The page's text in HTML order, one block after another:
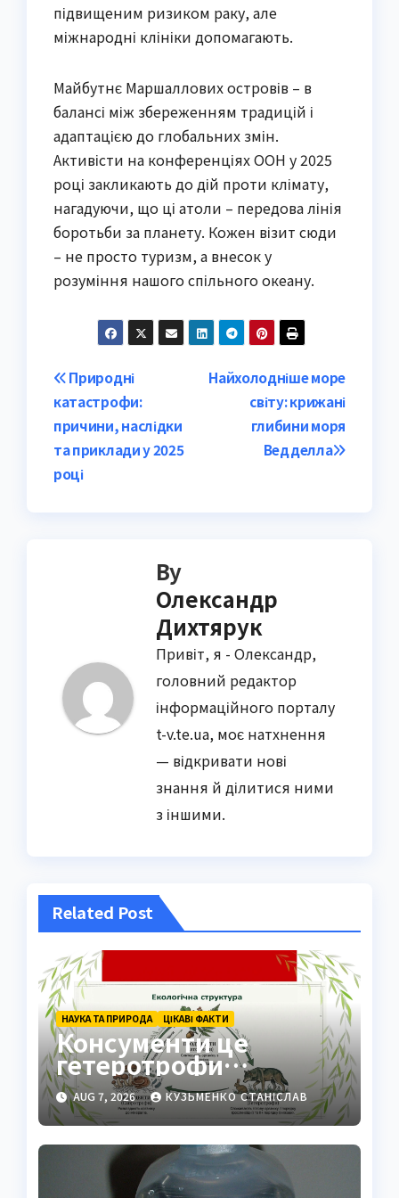
підвищеним ризиком раку, але
міжнародні клініки допомагають.
Майбутнє Маршаллових островів – в
балансі між збереженням традицій і
адаптацією до глобальних змін.
Активісти на конференціях ООН у 2025
році закликають до дій проти клімату,
нагадуючи, що ці атоли – передова лінія
боротьби за планету. Кожен візит сюди
– не просто туризм, а внесок у
розуміння нашого спільного океану.
Post
navigation
Найхолодніше море
світу: крижані
глибини моря
Ведделла
Природні
катастрофи:
причини, наслідки
та приклади у 2025
році
By
Олександр
Дихтярук
Привіт, я - Олександр,
головний редактор
інформаційного порталу
t-v.te.ua, моє натхнення
— відкривати нові
знання й ділитися ними
з іншими.
Related Post
НАУКА ТА ПРИРОДА ЦІКАВІ ФАКТИ
Консументи це
гетеротрофи
екосистеми
AUG 7, 2026 КУЗЬМЕНКО СТАНІСЛАВ